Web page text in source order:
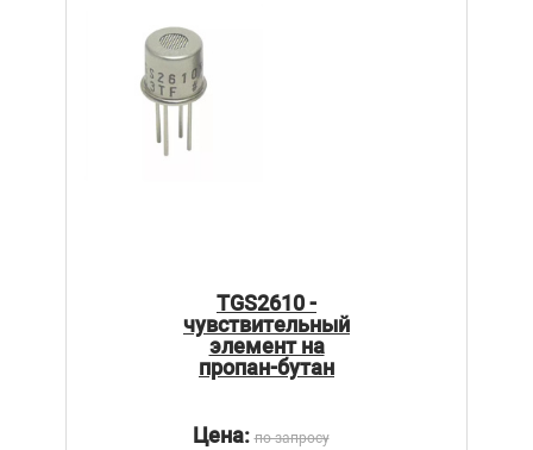
TGS2610 -
чувствительный
элемент на
пропан-бутан
Цена:по запросу